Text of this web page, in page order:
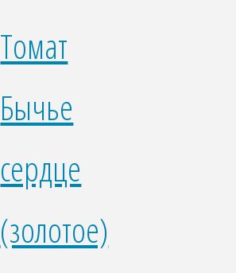
Томат
Бычье
сердце
(золотое)